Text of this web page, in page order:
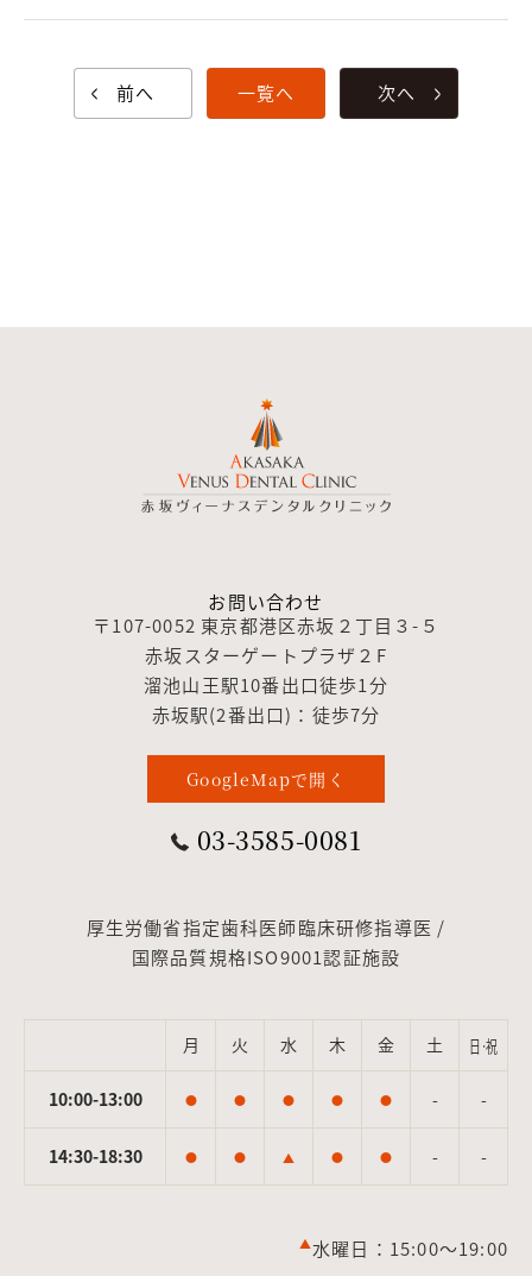
前へ 一覧へ 次へ
お問い合わせ
〒107-0052 東京都港区赤坂２丁目３-５
赤坂スターゲートプラザ２F
溜池山王駅10番出口徒歩1分
赤坂駅(2番出口)：徒歩7分
GoogleMapで開く
03-3585-0081
厚生労働省指定歯科医師臨床研修指導医 /
国際品質規格ISO9001認証施設
月 火 水 木 金 土 日·祝
10:00-13:00 ● ● ● ● ● - -
14:30-18:30 ● ● ▲ ● ● - -
▲水曜日：15:00～19:00